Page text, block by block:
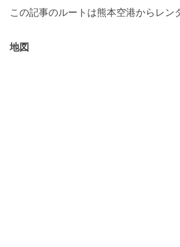
この記事のルートは熊本空港からレン
地図